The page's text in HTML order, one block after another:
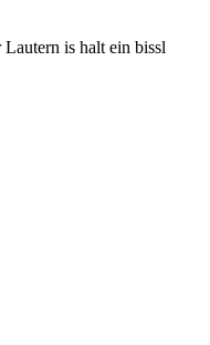
is halt ein bissl